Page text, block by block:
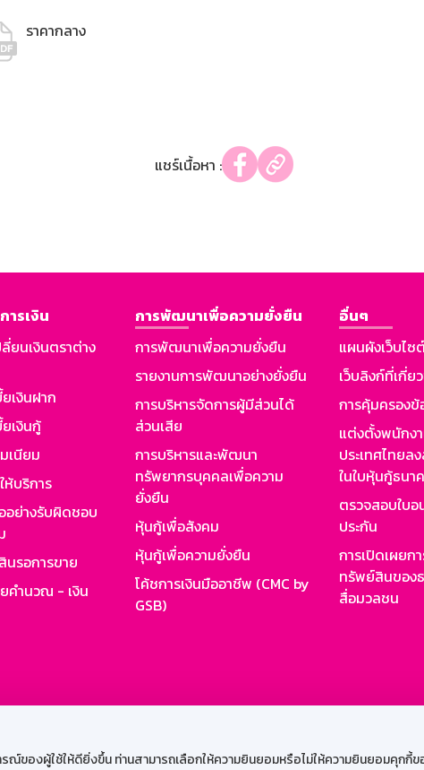
ของผู้ใช้ให้ดียิ่งขึ้น ท่านสามารถเลือกให้ความยินยอมหรือไม่ให้ความยินยอมคุกกี้ข
ราคากลาง
แชร์เนื้อหา :
ารเงิน
ยนเงินตราต่าง
เงินฝาก
เงินกู้
เนียม
ห้บริการ
อย่างรับผิดชอบ
นรอการขาย
คำนวณ - เงิน
การพัฒนาเพื่อความยั่งยืน
การพัฒนาเพื่อความยั่งยืน
รายงานการพัฒนาอย่างยั่งยืน
การบริหารจัดการผู้มีส่วนได้
ส่วนเสีย
การบริหารและพัฒนา
ทรัพยากรบุคคลเพื่อความ
ยั่งยืน
หุ้นกู้เพื่อสังคม
หุ้นกู้เพื่อความยั่งยืน
โค้ชการเงินมืออาชีพ (CMC by
GSB)
อื่นๆ
แผนผังเว็บไซ
เว็บลิงก์ที่เกี่ย
การคุ้มครอง
แต่งตั้งพนักง
ประเทศไทยล
ในใบหุ้นกู้ธนา
ตรวจสอบใบ
ประกัน
การเปิดเผยก
ทรัพย์สินของ
สื่อมวลชน